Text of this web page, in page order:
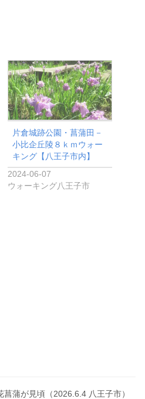
片倉城跡公園・菖蒲田－
小比企丘陵８ｋｍウォー
キング【八王子市内】
2024-06-07
ウォーキング八王子市
菖蒲が見頃（2026.6.4 八王子市）